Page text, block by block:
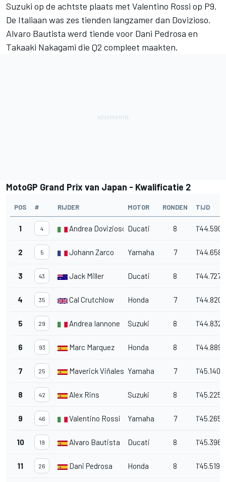
Suzuki op de achtste plaats met Valentino Rossi op P9.
De Italiaan was zes tienden langzamer dan Dovizioso.
Alvaro Bautista werd tiende voor Dani Pedrosa en
Takaaki Nakagami die Q2 compleet maakten.
MotoGP Grand Prix van Japan - Kwalificatie 2
POS # RIJDER MOTOR RONDEN TIJD
1 4 Andrea Dovizioso Ducati 8 1'44.590
2 5 Johann Zarco Yamaha 7 1'44.658
3 43 Jack Miller Ducati 8 1'44.727
4 35 Cal Crutchlow Honda 7 1'44.820
5 29 Andrea Iannone Suzuki 8 1'44.832
6 93 Marc Marquez Honda 8 1'44.889
7 25 Maverick Viñales Yamaha 7 1'45.140
8 42 Alex Rins Suzuki 8 1'45.225
9 46 Valentino Rossi Yamaha 7 1'45.265
10 19 Alvaro Bautista Ducati 8 1'45.396
11 26 Dani Pedrosa Honda 8 1'45.519